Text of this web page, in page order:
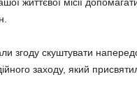
згоду скуштувати
заходу, який